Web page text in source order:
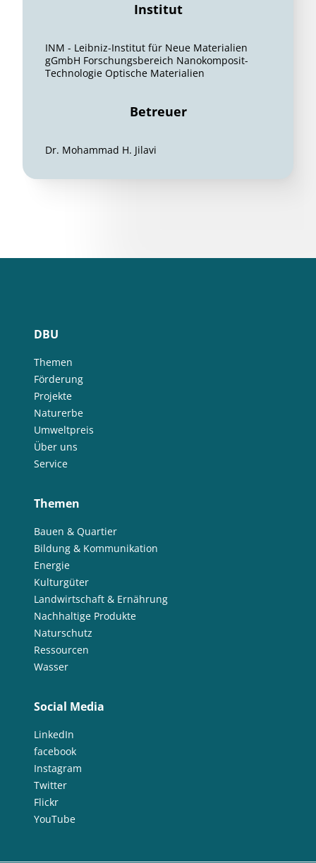
Institut
INM - Leibniz-Institut für Neue Materialien
gGmbH Forschungsbereich Nanokomposit-
Technologie Optische Materialien
Betreuer
Dr. Mohammad H. Jilavi
DBU
Themen
Förderung
Projekte
Naturerbe
Umweltpreis
Über uns
Service
Themen
Bauen & Quartier
Bildung & Kommunikation
Energie
Kulturgüter
Landwirtschaft & Ernährung
Nachhaltige Produkte
Naturschutz
Ressourcen
Wasser
Social Media
LinkedIn
facebook
Instagram
Twitter
Flickr
YouTube